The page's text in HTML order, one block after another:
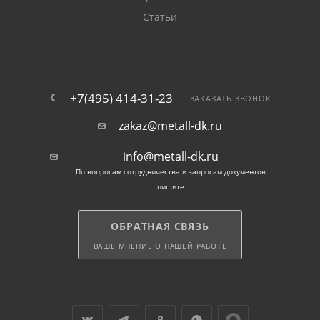
элементов;
ангаров.
промышленного применения.
Преимущества
Статьи
+7(495) 414-31-23 ЗАКАЗАТЬ ЗВОНОК
zakaz@metall-dk.ru
info@metall-dk.ru
По вопросам сотрудничества и запросам документов
пишите
ОБРАТНАЯ СВЯЗЬ
ВАШЕ МНЕНИЕ О НАШЕЙ РАБОТЕ